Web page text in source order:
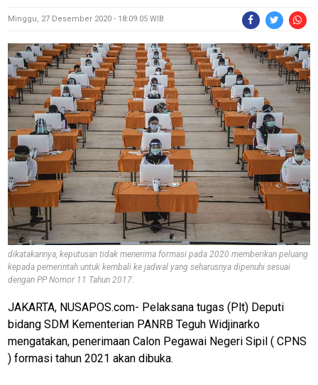
Minggu, 27 Desember 2020 - 18:09:05 WIB
dikatakannya, keputusan tidak menerima formasi pada 2020 memberikan peluang
kepada pemerintah untuk kembali ke jadwal yang seharusnya dipenuhi sesuai
dengan PP Nomor 11 Tahun 2017.
JAKARTA, NUSAPOS.com- Pelaksana tugas (Plt) Deputi
bidang SDM Kementerian PANRB Teguh Widjinarko
mengatakan, penerimaan Calon Pegawai Negeri Sipil ( CPNS
) formasi tahun 2021 akan dibuka.